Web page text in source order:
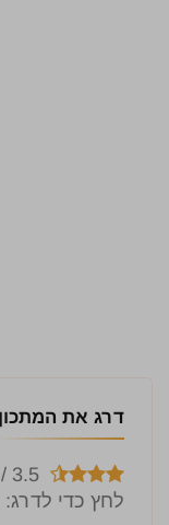
דרג את המתכון